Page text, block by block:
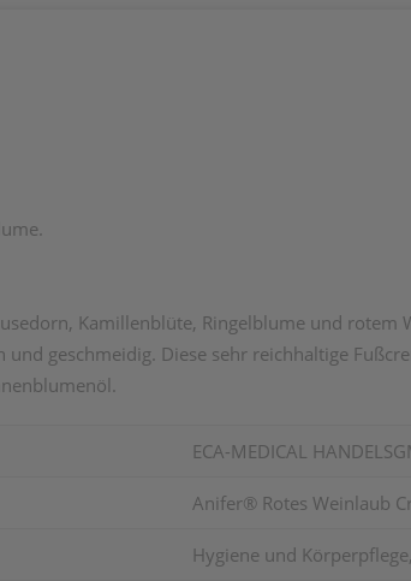
Kamillenblüte, Ringelblume und
geschmeidig. Diese sehr reichhaltige
ECA-MEDICAL
Anifer® Rotes Weinlaub
Hygiene und